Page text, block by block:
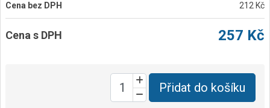
Cena bez DPH 212 Kč
Cena s DPH 257 Kč
Přidat do košíku